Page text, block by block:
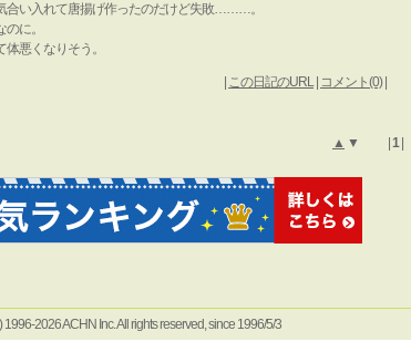
合い入れて唐揚げ作ったのだけど失敗………。
に。
悪くなりそう。
この日記のURL| コメント(0)|
▲ ▼ | 1|
1996-2026 ACHN Inc. All rights reserved, since 1996/5/3